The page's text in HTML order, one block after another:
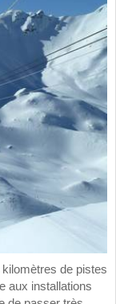
kilomètres de pistes
aux installations